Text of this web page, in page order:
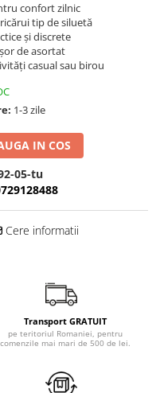
confort zilnic
tip de siluetă
și discrete
de asortat
casual sau birou
1-3 zile
IN COS
05-tu
Cere informatii
Transport GRATUIT
pe teritoriul Romaniei, pentru
comenzile mai mari de 500 de lei.